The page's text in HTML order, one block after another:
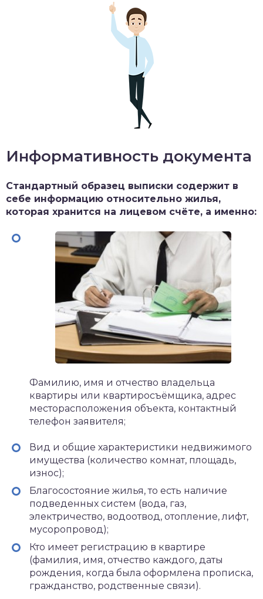
Информативность документа
Стандартный образец выписки содержит в
себе информацию относительно жилья,
которая хранится на лицевом счёте, а именно:
Фамилию, имя и отчество владельца
квартиры или квартиросъёмщика, адрес
месторасположения объекта, контактный
телефон заявителя;
Вид и общие характеристики недвижимого
имущества (количество комнат, площадь,
износ);
Благосостояние жилья, то есть наличие
подведенных систем (вода, газ,
электричество, водоотвод, отопление, лифт,
мусоропровод);
Кто имеет регистрацию в квартире
(фамилия, имя, отчество каждого, даты
рождения, когда была оформлена прописка,
гражданство, родственные связи).